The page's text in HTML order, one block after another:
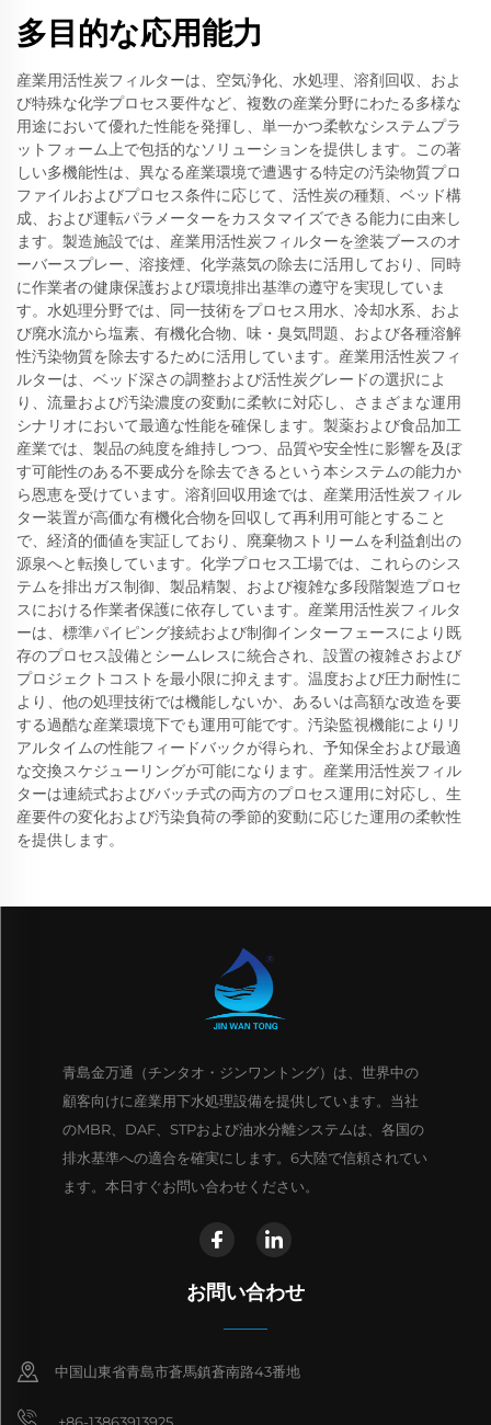
多目的な応用能力
産業用活性炭フィルターは、空気浄化、水処理、溶剤回収、およ
び特殊な化学プロセス要件など、複数の産業分野にわたる多様な
用途において優れた性能を発揮し、単一かつ柔軟なシステムプラ
ットフォーム上で包括的なソリューションを提供します。この著
しい多機能性は、異なる産業環境で遭遇する特定の汚染物質プロ
ファイルおよびプロセス条件に応じて、活性炭の種類、ベッド構
成、および運転パラメーターをカスタマイズできる能力に由来し
ます。製造施設では、産業用活性炭フィルターを塗装ブースのオ
ーバースプレー、溶接煙、化学蒸気の除去に活用しており、同時
に作業者の健康保護および環境排出基準の遵守を実現していま
す。水処理分野では、同一技術をプロセス用水、冷却水系、およ
び廃水流から塩素、有機化合物、味・臭気問題、および各種溶解
性汚染物質を除去するために活用しています。産業用活性炭フィ
ルターは、ベッド深さの調整および活性炭グレードの選択によ
り、流量および汚染濃度の変動に柔軟に対応し、さまざまな運用
シナリオにおいて最適な性能を確保します。製薬および食品加工
産業では、製品の純度を維持しつつ、品質や安全性に影響を及ぼ
す可能性のある不要成分を除去できるという本システムの能力か
ら恩恵を受けています。溶剤回収用途では、産業用活性炭フィル
ター装置が高価な有機化合物を回収して再利用可能とすること
で、経済的価値を実証しており、廃棄物ストリームを利益創出の
源泉へと転換しています。化学プロセス工場では、これらのシス
テムを排出ガス制御、製品精製、および複雑な多段階製造プロセ
スにおける作業者保護に依存しています。産業用活性炭フィルタ
ーは、標準パイピング接続および制御インターフェースにより既
存のプロセス設備とシームレスに統合され、設置の複雑さおよび
プロジェクトコストを最小限に抑えます。温度および圧力耐性に
より、他の処理技術では機能しないか、あるいは高額な改造を要
する過酷な産業環境下でも運用可能です。汚染監視機能によりリ
アルタイムの性能フィードバックが得られ、予知保全および最適
な交換スケジューリングが可能になります。産業用活性炭フィル
ターは連続式およびバッチ式の両方のプロセス運用に対応し、生
産要件の変化および汚染負荷の季節的変動に応じた運用の柔軟性
を提供します。
青島金万通（チンタオ・ジンワントング）は、世界中の
顧客向けに産業用下水処理設備を提供しています。当社
のMBR、DAF、STPおよび油水分離システムは、各国の
排水基準への適合を確実にします。6大陸で信頼されてい
ます。本日すぐお問い合わせください。
お問い合わせ
中国山東省青島市蒼馬鎮蒼南路43番地